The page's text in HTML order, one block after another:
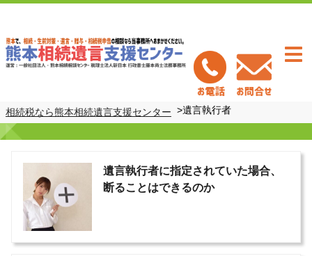
相続税なら熊本相続遺言支援センター >遺言執行者
遺言執行者に指定されていた場合、
断ることはできるのか